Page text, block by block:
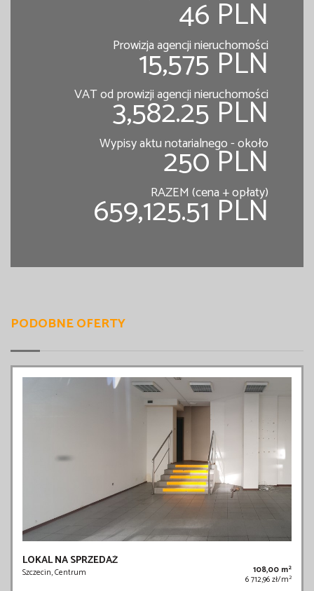
46 PLN
Prowizja agencji nieruchomości
15,575 PLN
VAT od prowizji agencji nieruchomości
3,582.25 PLN
Wypisy aktu notarialnego - około
250 PLN
RAZEM (cena + opłaty)
659,125.51 PLN
PODOBNE OFERTY
LOKAL NA SPRZEDAŻ
Szczecin, Centrum 108,00 m2
6 712,96 zł/m2